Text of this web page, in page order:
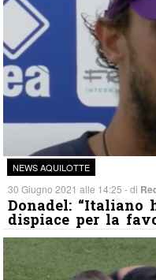
NEWS AQUILOTTE
30 Giugno 2021 alle 14:25 - di
Donadel:
dispiace per la